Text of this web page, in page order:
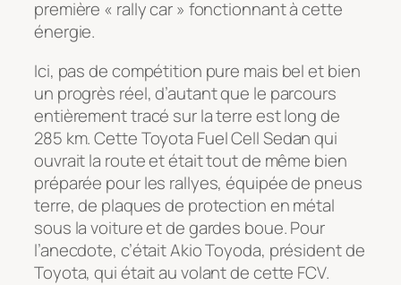
première « rally car » fonctionnant à cette
énergie.
Ici, pas de compétition pure mais bel et bien
un progrès réel, d’autant que le parcours
entièrement tracé sur la terre est long de
285 km. Cette Toyota Fuel Cell Sedan qui
ouvrait la route et était tout de même bien
préparée pour les rallyes, équipée de pneus
terre, de plaques de protection en métal
sous la voiture et de gardes boue. Pour
l’anecdote, c’était Akio Toyoda, président de
Toyota, qui était au volant de cette FCV.